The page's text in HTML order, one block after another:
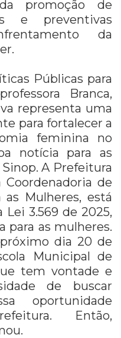
promoção de
e preventivas
da
Públicas para
Branca,
representa uma
para fortalecer a
feminina no
notícia para as
A Prefeitura
de
as Mulheres, está
3.569 de 2025,
para as mulheres.
dia 20 de
Municipal de
tem vontade e
de buscar
oportunidade
Então,